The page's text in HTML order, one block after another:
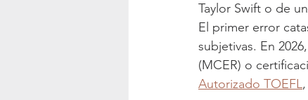
Taylor Swift o de
El primer error
subjetivas. En
(MCER) o
Autorizado TOEFL